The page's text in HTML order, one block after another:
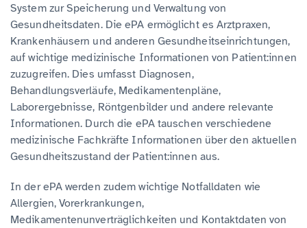
System zur Speicherung und Verwaltung von
Gesundheitsdaten. Die ePA ermöglicht es Arztpraxen,
Krankenhäusern und anderen Gesundheitseinrichtungen,
auf wichtige medizinische Informationen von Patient:innen
zuzugreifen. Dies umfasst Diagnosen,
Behandlungsverläufe, Medikamentenpläne,
Laborergebnisse, Röntgenbilder und andere relevante
Informationen. Durch die ePA tauschen verschiedene
medizinische Fachkräfte Informationen über den aktuellen
Gesundheitszustand der Patient:innen aus.
In der ePA werden zudem wichtige Notfalldaten wie
Allergien, Vorerkrankungen,
Medikamentenunverträglichkeiten und Kontaktdaten von